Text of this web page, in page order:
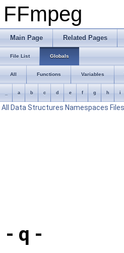
FFmpeg
Main Page Related Pages
File List Globals
All Functions Variables
a b c d e f g h i
All Data Structures Namespaces Files
- q -